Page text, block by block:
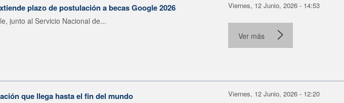
plazo de postulación a becas Google 2026
junto al Servicio Nacional de...
Viernes, 12 Junio, 2026 - 14:53
Ver más
que llega hasta el fin del mundo Viernes, 12 Junio, 2026 - 12:20